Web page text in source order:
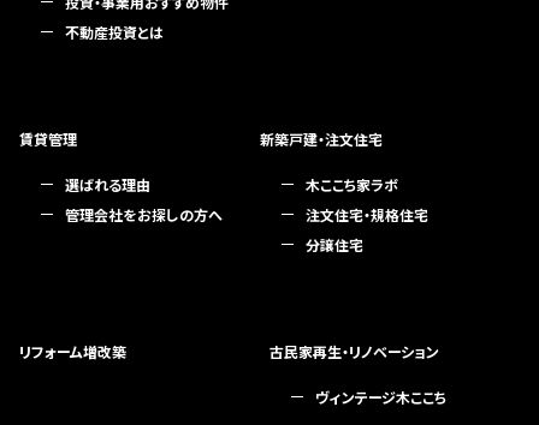
不動産投資とは
賃貸管理
選ばれる理由
管理会社をお探しの方へ
新築戸建・注文住宅
木ここち家ラボ
注文住宅・規格住宅
分譲住宅
リフォーム増改築 古民家再生・リノベーション
ヴィンテージ木ここち